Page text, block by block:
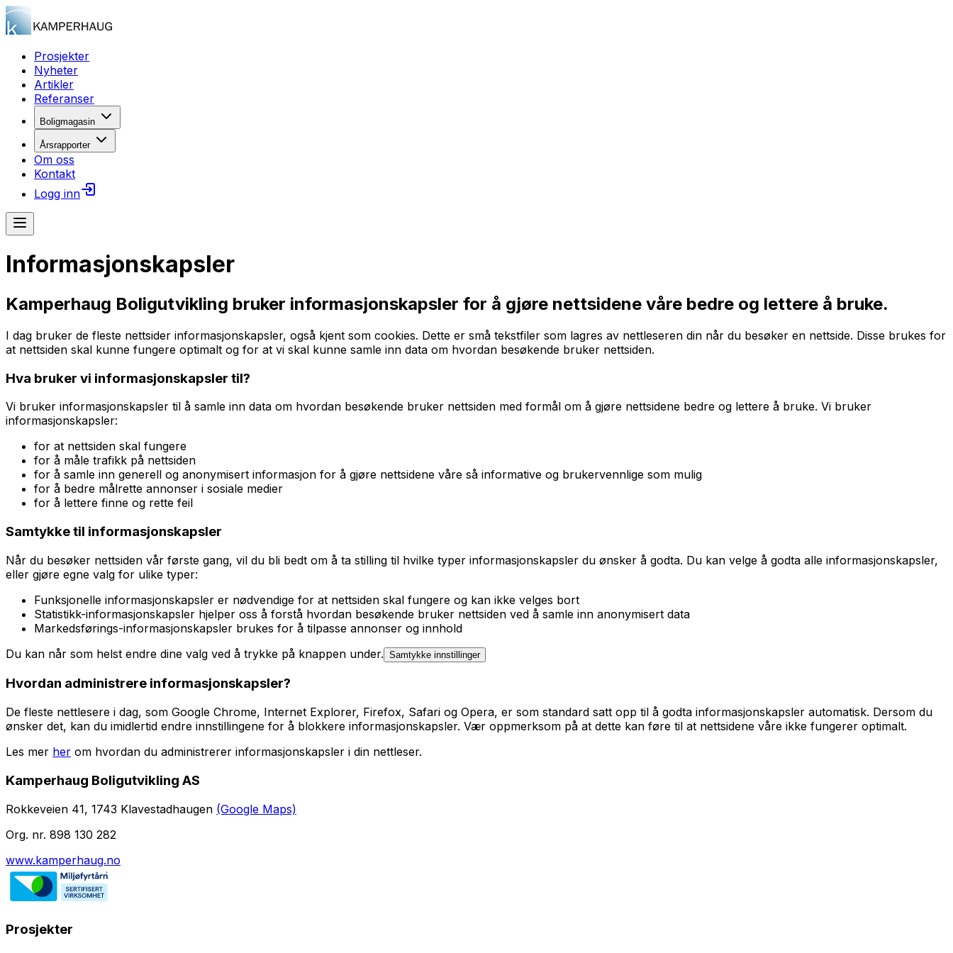
Prosjekter
Nyheter
Artikler
Referanser
Boligmagasin
Årsrapporter
Om oss
Kontakt
Logg inn
Informasjonskapsler
Kamperhaug Boligutvikling bruker informasjonskapsler for å gjøre nettsidene våre bedre og lettere å bruke.
I dag bruker de fleste nettsider informasjonskapsler, også kjent som cookies. Dette er små tekstfiler som lagres av nettleseren din når du besøker en nettside. Disse brukes for
at nettsiden skal kunne fungere optimalt og for at vi skal kunne samle inn data om hvordan besøkende bruker nettsiden.
Hva bruker vi informasjonskapsler til?
Vi bruker informasjonskapsler til å samle inn data om hvordan besøkende bruker nettsiden med formål om å gjøre nettsidene bedre og lettere å bruke. Vi bruker
informasjonskapsler:
for at nettsiden skal fungere
for å måle trafikk på nettsiden
for å samle inn generell og anonymisert informasjon for å gjøre nettsidene våre så informative og brukervennlige som mulig
for å bedre målrette annonser i sosiale medier
for å lettere finne og rette feil
Samtykke til informasjonskapsler
Når du besøker nettsiden vår første gang, vil du bli bedt om å ta stilling til hvilke typer informasjonskapsler du ønsker å godta. Du kan velge å godta alle informasjonskapsler,
eller gjøre egne valg for ulike typer:
Funksjonelle informasjonskapsler er nødvendige for at nettsiden skal fungere og kan ikke velges bort
Statistikk-informasjonskapsler hjelper oss å forstå hvordan besøkende bruker nettsiden ved å samle inn anonymisert data
Markedsførings-informasjonskapsler brukes for å tilpasse annonser og innhold
Du kan når som helst endre dine valg ved å trykke på knappen under. Samtykke innstillinger
Hvordan administrere informasjonskapsler?
De fleste nettlesere i dag, som Google Chrome, Internet Explorer, Firefox, Safari og Opera, er som standard satt opp til å godta informasjonskapsler automatisk. Dersom du
ønsker det, kan du imidlertid endre innstillingene for å blokkere informasjonskapsler. Vær oppmerksom på at dette kan føre til at nettsidene våre ikke fungerer optimalt.
Les mer her om hvordan du administrerer informasjonskapsler i din nettleser.
Kamperhaug Boligutvikling AS
Rokkeveien 41, 1743 Klavestadhaugen (Google Maps)
Org. nr. 898 130 282
www.kamperhaug.no
Prosjekter